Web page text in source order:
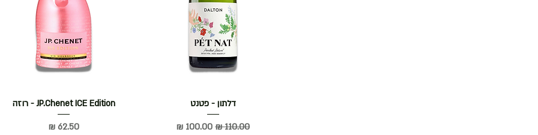
תצוגה מהירה
דלתון - פטנט
מחיר רגיל‏110.00 ‏₪ מחיר מבצע
תצוגה מהירה
JP.Chenet ICE Edition - רוזה
מחיר